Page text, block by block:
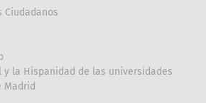
Ciudadanos
y la Hispanidad de las universidades
Madrid